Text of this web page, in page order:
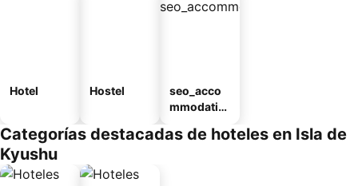
Hotel Hostel
seo_acco
mmodatio
ousel_ryo
Categorías destacadas de hoteles en Isla de
Kyushu